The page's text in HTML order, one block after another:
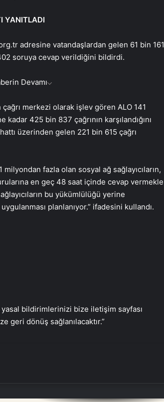
YANITLADI
adresine vatandaşlardan gelen 61 bin 161
soruya cevap verildiğini bildirdi.
Devamı
merkezi olarak işlev gören ALO 141
425 bin 837 çağrının karşılandığını
üzerinden gelen 221 bin 615 çağrı
fazla olan sosyal ağ sağlayıcıların,
en geç 48 saat içinde cevap vermekle
bu yükümlülüğü yerine
planlanıyor.” ifadesini kullandı.
bildirimlerinizi bize iletişim sayfası
geri dönüş sağlanılacaktır.”
Zihnin Gizemli Sınırları ve Ötesi :
Nasılnedir.com
Umre Ne Kadar